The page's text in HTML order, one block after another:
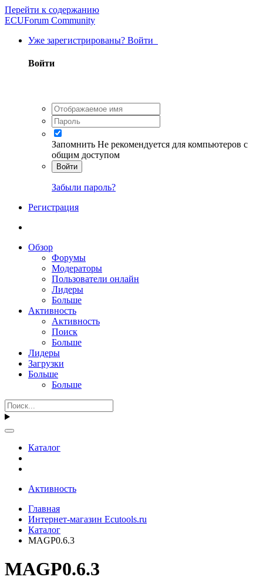
Перейти к содержанию
ECUForum Community
Уже зарегистрированы? Войти
Войти
Запомнить Не рекомендуется для компьютеров с
общим доступом
Войти
Забыли пароль?
Регистрация
Обзор
Форумы
Модераторы
Пользователи онлайн
Лидеры
Больше
Активность
Активность
Поиск
Больше
Лидеры
Загрузки
Больше
Больше
Каталог
Активность
Главная
Интернет-магазин Ecutools.ru
Каталог
MAGP0.6.3
MAGP0.6.3